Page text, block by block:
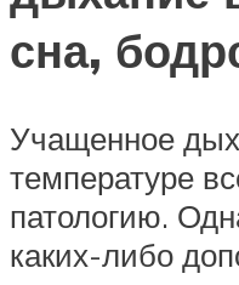
сна,
Учащенное
температуре
патологию.
каких-либо